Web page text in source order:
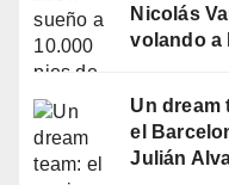
Nicolás
volando a
Un dream
el
Julián